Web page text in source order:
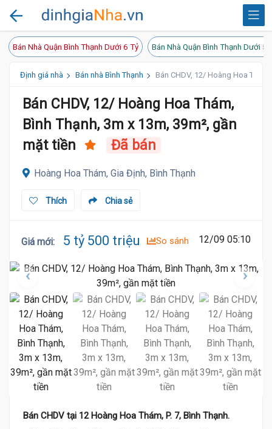
Bán Nhà Quận Bình Thạnh Dưới 6 Tỷ Bán Nhà Quận Bình Thạnh Dưới 5
Định giá nhà Bán nhà Bình Thạnh Bán CHDV, 12/ Hoàng Hoa
Bán CHDV, 12/ Hoàng Hoa Thám,
Bình Thạnh, 3m x 13m, 39m², gần
mặt tiền
Đã bán
Hoàng Hoa Thám, Gia Định, Bình Thạnh
Chia sẻ
Thích
Giá mới: 5 tỷ 500 triệu So sánh 12/09 05:10
Bán CHDV tại 12 Hoàng Hoa Thám, P. 7, Bình Thạnh.